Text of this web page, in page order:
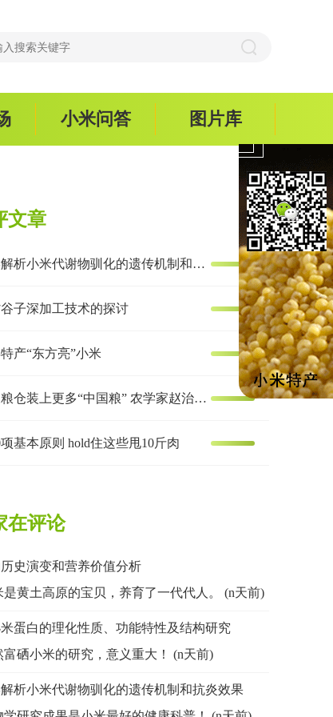
小米问答 图片库
文章
多组学解析小米代谢物驯化的遗传机制和抗炎效果
子深加工技术的探讨
产“东方亮”小米
让国家粮仓装上更多“中国粮” 农学家赵治海的谷子梦
基本原则 hold住这些甩10斤肉
在评论
史演变和营养价值分析
是黄土高原的宝贝，养育了一代代人。 (n天前)
蛋白的理化性质、功能特性及结构研究
富硒小米的研究，意义重大！ (n天前)
析小米代谢物驯化的遗传机制和抗炎效果